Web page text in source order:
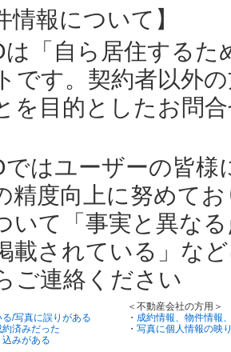
情報について】
は「自ら居住する
です。契約者以外
を目的としたお問
ではユーザーの皆
精度向上に努めて
いて「事実と異な
載されている」な
ご連絡ください
/写真に誤りがある
済みだった
みがある
＜不動産会社の方用＞
・ 成約情報、物件情報
・ 写真に個人情報の映